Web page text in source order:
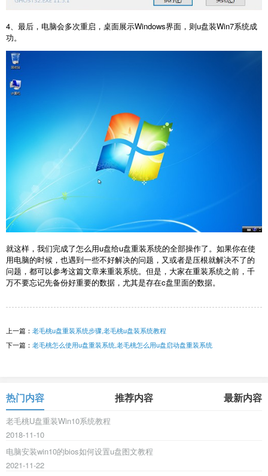
4、最后，电脑会多次重启，桌面展示Windows界面，则u盘装Win7系统成
功。
就这样，我们完成了怎么用u盘给u盘重装系统的全部操作了。如果你在使
用电脑的时候，也遇到一些不好解决的问题，又或者是压根就解决不了的
问题，都可以参考这篇文章来重装系统。但是，大家在重装系统之前，千
万不要忘记先备份好重要的数据，尤其是存在c盘里面的数据。
上一篇： 老毛桃u盘重装系统步骤,老毛桃u盘装系统教程
下一篇： 老毛桃怎么使用u盘重装系统,老毛桃怎么用u盘启动盘重装系统
热门内容 推荐内容 最新内容
老毛桃U盘重装Win10系统教程
2018-11-10
电脑安装win10的bios如何设置u盘图文教程
2021-11-22